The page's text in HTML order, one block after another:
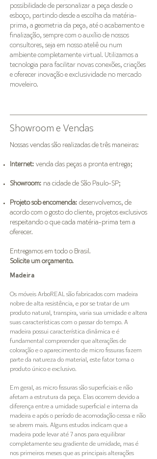
possibilidade de personalizar a peça desde o
esboço, partindo desde a escolha da matéria-
prima, a geometria da peça, até o acabamento e
finalização, sempre com o auxílio de nossos
consultores, seja em nosso ateliê ou num
ambiente completamente virtual. Utilizamos a
tecnologia para facilitar novas conexões, criações
e oferecer inovação e exclusividade no mercado
moveleiro.
Showroom e Vendas
Nossas vendas são realizadas de três maneiras:
Internet: venda das peças a pronta entrega;
Showroom: na cidade de São Paulo-SP;
Projeto sob encomenda: desenvolvemos, de
acordo com o gosto do cliente, projetos exclusivos
respeitando o que cada matéria-prima tem a
oferecer.
Entregamos em todo o Brasil.
Solicite um orçamento.
Madeira
Os móveis ArboREAL são fabricados com madeira
nobre de alta resistência, e por se tratar de um
produto natural, transpira, varia sua umidade e altera
suas características com o passar do tempo. A
madeira possui característica dinâmica e é
fundamental compreender que alterações de
coloração e o aparecimento de micro fissuras fazem
parte da natureza do material, este fator torna o
produto único e exclusivo.
Em geral, as micro fissuras são superficiais e não
afetam a estrutura da peça. Elas ocorrem devido a
diferença entre a umidade superficial e interna da
madeira e após o período de acomodação cessa e não
se abrem mais. Alguns estudos indicam que a
madeira pode levar até 7 anos para equilibrar
completamente seu gradiente de umidade, mas é
nos primeiros meses que as principais alterações